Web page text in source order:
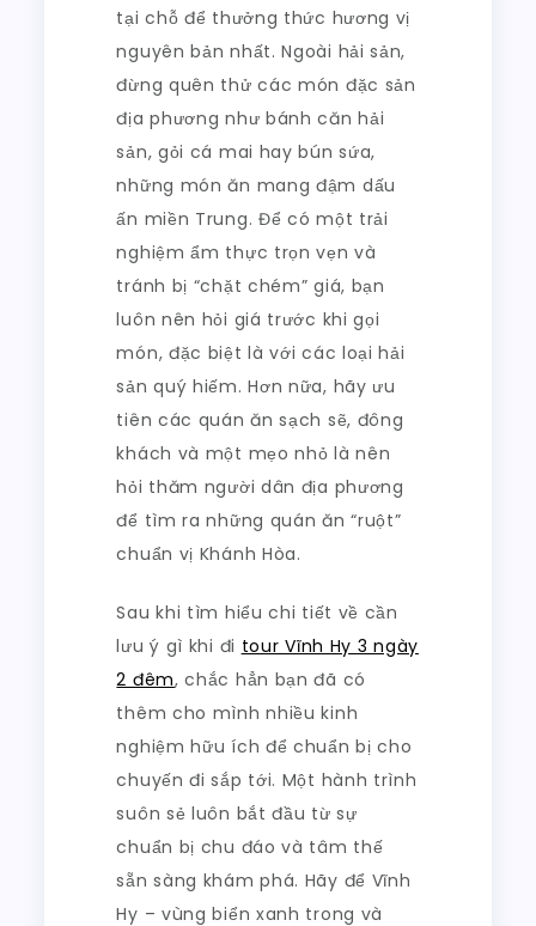
tại chỗ để thưởng thức hương vị
nguyên bản nhất. Ngoài hải sản,
đừng quên thử các món đặc sản
địa phương như bánh căn hải
sản, gỏi cá mai hay bún sứa,
những món ăn mang đậm dấu
ấn miền Trung. Để có một trải
nghiệm ẩm thực trọn vẹn và
tránh bị “chặt chém” giá, bạn
luôn nên hỏi giá trước khi gọi
món, đặc biệt là với các loại hải
sản quý hiếm. Hơn nữa, hãy ưu
tiên các quán ăn sạch sẽ, đông
khách và một mẹo nhỏ là nên
hỏi thăm người dân địa phương
để tìm ra những quán ăn “ruột”
chuẩn vị Khánh Hòa.
Sau khi tìm hiểu chi tiết về cần
lưu ý gì khi đi tour Vĩnh Hy 3 ngày
2 đêm, chắc hẳn bạn đã có
thêm cho mình nhiều kinh
nghiệm hữu ích để chuẩn bị cho
chuyến đi sắp tới. Một hành trình
suôn sẻ luôn bắt đầu từ sự
chuẩn bị chu đáo và tâm thế
sẵn sàng khám phá. Hãy để Vĩnh
Hy – vùng biển xanh trong và